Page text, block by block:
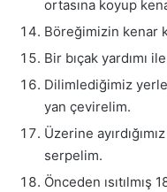
ortasına koyup
Böreğimizin kenar
Bir bıçak yardımı
Dilimlediğimiz
yan çevirelim.
Üzerine
serpelim.
Önceden ısıtılmış